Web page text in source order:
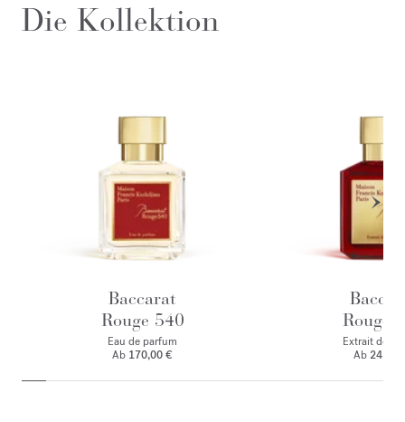
Die Kollektion
Baccarat
Rouge 540
Eau de parfum
Ab 170,00 €
Rouge
Extrait de
Ab